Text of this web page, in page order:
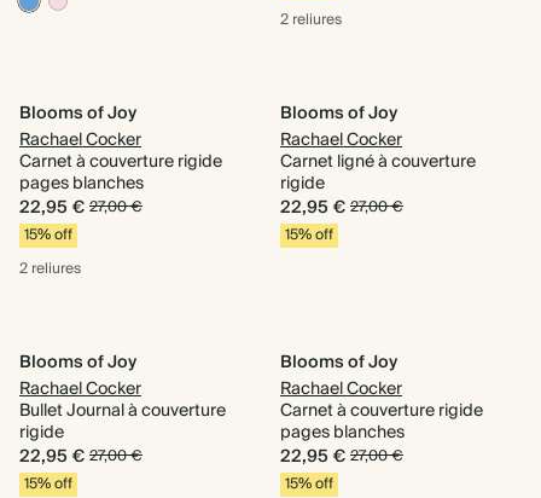
2 reliures
Blooms of Joy
Rachael Cocker
Carnet à couverture rigide
pages blanches
22,95 €27,00 €
15% off
2 reliures
Blooms of Joy
Rachael Cocker
Carnet ligné à couverture
rigide
22,95 €27,00 €
15% off
Blooms of Joy
Rachael Cocker
Bullet Journal à couverture
rigide
22,95 €27,00 €
15% off
Blooms of Joy
Rachael Cocker
Carnet à couverture rigide
pages blanches
22,95 €27,00 €
15% off